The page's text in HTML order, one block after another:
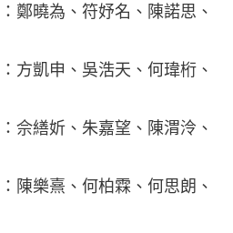
鄭曉為、符妤名、陳諾思、
方凱申、吳浩天、何瑋桁、
佘繕妡、朱嘉望、陳渭泠、
陳樂熹、何柏霖、何思朗、